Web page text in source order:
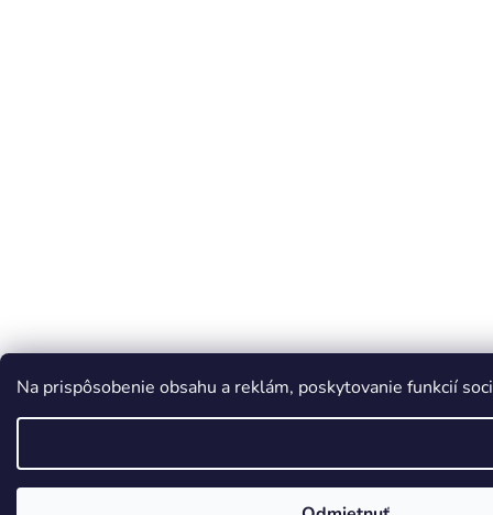
Na prispôsobenie obsahu a reklám, poskytovanie funkcií